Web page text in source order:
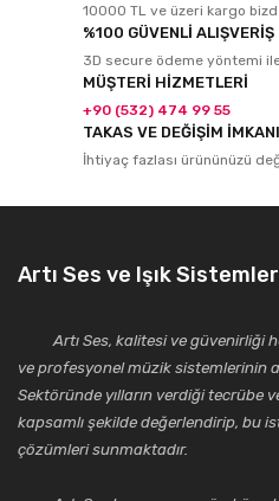
10000 TL ve üzeri kargo
%100 GÜVENLİ ALIŞVERİŞ
3D secure ödeme yöntemi
MÜŞTERİ HİZMETLERİ
+90 (532) 474 99 55
TAKAS VE DEĞİŞİM İMKANI
İhtiyaç fazlası ürününüzü
Artı Ses ve Işık
Artı Ses, kalitesi ve güvenirliği
ve profesyonel müzik sistemlerinin
Sektöründe yılların verdiği tecrübe
kapsamlı şekilde değerlendirip, bu
çözümleri sunmaktadır.